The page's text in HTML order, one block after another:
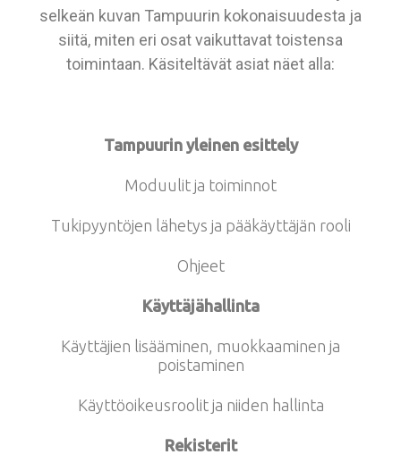
selkeän kuvan Tampuurin kokonaisuudesta ja
siitä, miten eri osat vaikuttavat toistensa
toimintaan. Käsiteltävät asiat näet alla:
Tampuurin yleinen esittely
Moduulit ja toiminnot
Tukipyyntöjen lähetys ja pääkäyttäjän rooli
Ohjeet
Käyttäjähallinta
Käyttäjien lisääminen, muokkaaminen ja
poistaminen
Käyttöoikeusroolit ja niiden hallinta
Rekisterit